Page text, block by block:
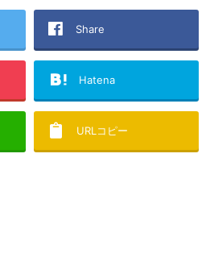
Share
Hatena
URLコピー